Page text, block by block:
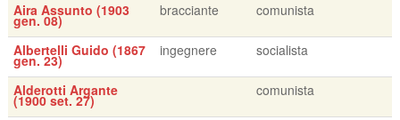
Aira Assunto (1903
gen. 08)
bracciante comunista
Albertelli Guido (1867
gen. 23)
ingegnere socialista
Alderotti Argante
(1900 set. 27)
comunista